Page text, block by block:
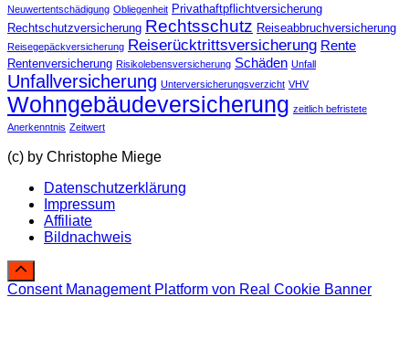
Neuwertentschädigung Obliegenheit Privathaftpflichtversicherung
Rechtschutzversicherung Rechtsschutz Reiseabbruchversicherung
Reisegepäckversicherung Reiserücktrittsversicherung Rente
Rentenversicherung Risikolebensversicherung Schäden Unfall
Unfallversicherung Unterversicherungsverzicht VHV
Wohngebäudeversicherung zeitlich befristete
Anerkenntnis Zeitwert
(c) by Christophe Miege
Datenschutzerklärung
Impressum
Affiliate
Bildnachweis
Consent Management Platform von Real Cookie Banner